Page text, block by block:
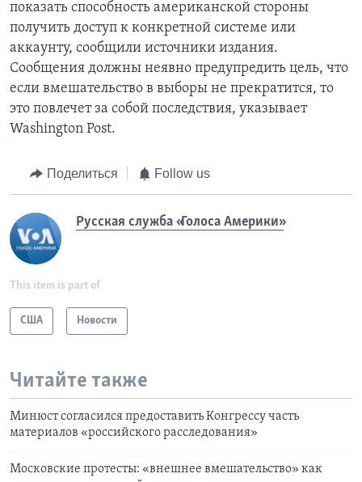
показать способность американской стороны
получить доступ к конкретной системе или
аккаунту, сообщили источники издания.
Сообщения должны неявно предупредить цель, что
если вмешательство в выборы не прекратится, то
это повлечет за собой последствия, указывает
Washington Post.
Поделиться Follow us
Русская служба «Голоса Америки»
This item is part of
США Новости
Читайте также
Минюст согласился предоставить Конгрессу часть
материалов «российского расследования»
Московские протесты: «внешнее вмешательство» как